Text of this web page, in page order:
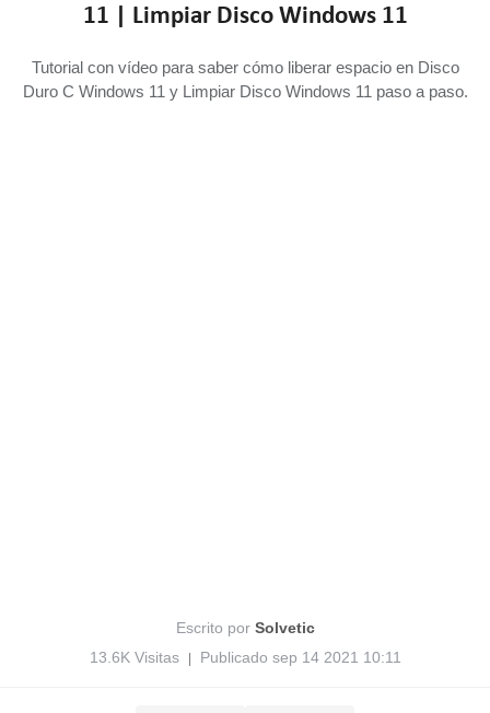
11 | Limpiar Disco Windows 11
Tutorial con vídeo para saber cómo liberar espacio en Disco
Duro C Windows 11 y Limpiar Disco Windows 11 paso a paso.
Escrito por Solvetic
13.6K Visitas
Publicado sep 14 2021 10:11